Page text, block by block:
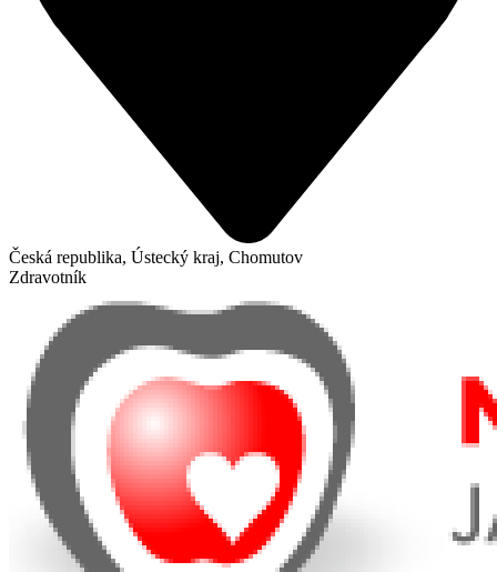
Česká republika, Ústecký kraj, Chomutov
Zdravotník